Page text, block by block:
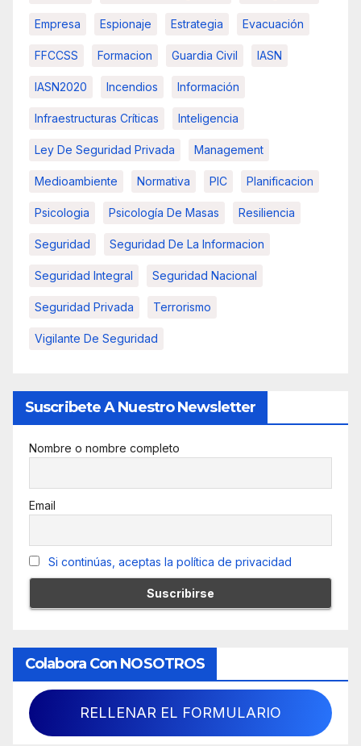
Empresa Espionaje Estrategia Evacuación
FFCCSS Formacion Guardia Civil IASN
IASN2020 Incendios Información
Infraestructuras Críticas Inteligencia
Ley De Seguridad Privada Management
Medioambiente Normativa PIC Planificacion
Psicologia Psicología De Masas Resiliencia
Seguridad Seguridad De La Informacion
Seguridad Integral Seguridad Nacional
Seguridad Privada Terrorismo
Vigilante De Seguridad
Suscribete A Nuestro Newsletter
Nombre o nombre completo
Email
Si continúas, aceptas la política de privacidad
Colabora Con NOSOTROS
RELLENAR EL FORMULARIO